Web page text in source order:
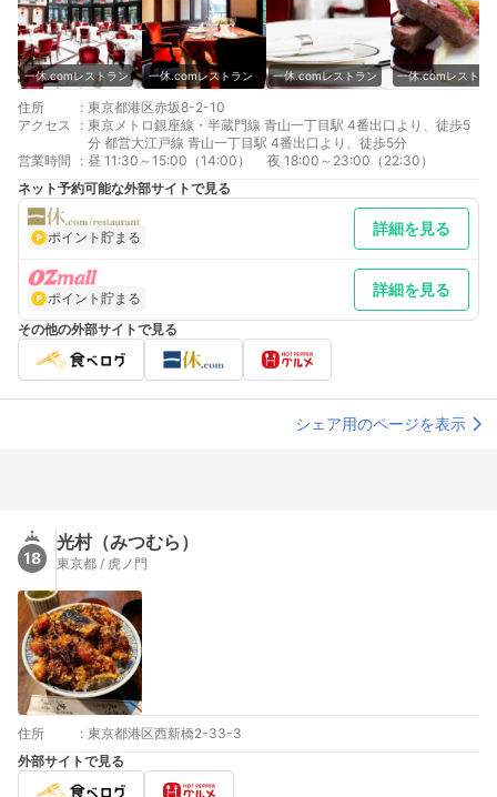
一休.comレストラン 一休.comレストラン 一休.comレストラン 一休.comレストラ
住所 : 東京都港区赤坂8-2-10
アクセス
: 東京メトロ銀座線・半蔵門線 青山一丁目駅 4番出口より、徒歩5
分 都営大江戸線 青山一丁目駅 4番出口より、徒歩5分
営業時間
: 昼 11:30～15:00（14:00） 夜 18:00～23:00（22:30）
ネット予約可能な外部サイトで見る
ポイント貯まる 詳細を見る
ポイント貯まる 詳細を見る
その他の外部サイトで見る
シェア用のページを表示
18
光村（みつむら）
東京都 / 虎ノ門
住所 : 東京都港区西新橋2-33-3
外部サイトで見る